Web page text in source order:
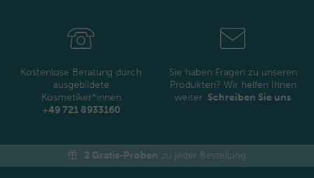
Kostenlose Beratung durch
ausgebildete
Kosmetiker*innen
+49 721 8933160
Sie haben Fragen zu unseren
Produkten? Wir helfen Ihnen
weiter. Schreiben Sie uns
2 Gratis-Proben zu jeder Bestellung